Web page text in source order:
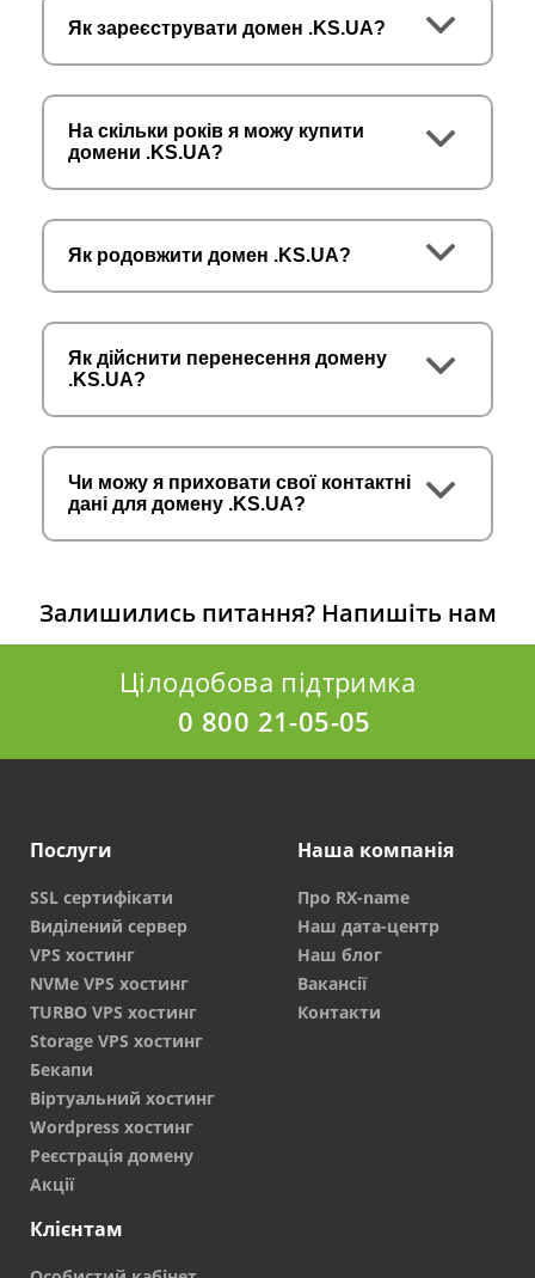
Як зареєструвати домен .KS.UA?
На скільки років я можу купити
домени .KS.UA?
Як родовжити домен .KS.UA?
Як дійснити перенесення домену
.KS.UA?
Чи можу я приховати свої контактні
дані для домену .KS.UA?
Залишились питання? Напишіть нам
Цілодобова підтримка
0 800 21-05-05
Послуги
SSL сертифікати
Виділений сервер
VPS хостинг
NVMe VPS хостинг
TURBO VPS хостинг
Storage VPS хостинг
Бекапи
Віртуальний хостинг
Wordpress хостинг
Реєстрація домену
Акції
Наша компанія
Про RX-name
Наш дата-центр
Наш блог
Вакансії
Контакти
Клієнтам